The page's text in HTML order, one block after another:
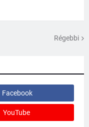
Régebbi
Facebook
YouTube